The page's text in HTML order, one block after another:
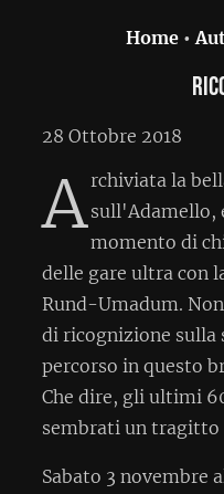
Home•
28 Ottobre 2018
A rchiviata la
sull'Adamello,
momento di
delle gare ultra con
Rund-Umadum.
di ricognizione sulla
percorso in questo
Che dire, gli ultimi
sembrati un tragitto
Sabato 3 novembre